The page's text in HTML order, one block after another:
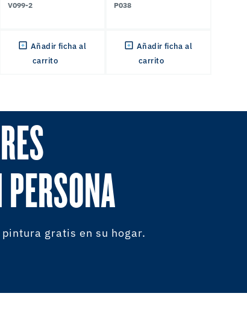
V099-2
Añadir ficha al
carrito
P038
Añadir ficha al
carrito
gratis en su hogar.